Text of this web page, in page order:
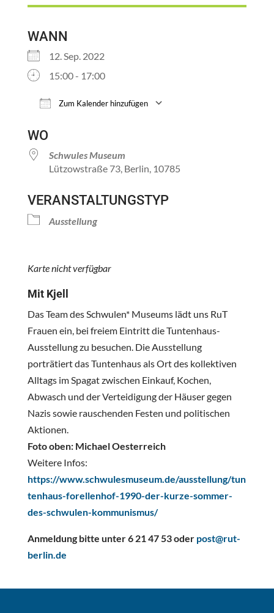
WANN
12. Sep. 2022
15:00 - 17:00
Zum Kalender hinzufügen
WO
Schwules Museum
Lützowstraße 73, Berlin, 10785
VERANSTALTUNGSTYP
Ausstellung
Karte nicht verfügbar
Mit Kjell
Das Team des Schwulen* Museums lädt uns RuT
Frauen ein, bei freiem Eintritt die Tuntenhaus-
Ausstellung zu besuchen. Die Ausstellung
porträtiert das Tuntenhaus als Ort des kollektiven
Alltags im Spagat zwischen Einkauf, Kochen,
Abwasch und der Verteidigung der Häuser gegen
Nazis sowie rauschenden Festen und politischen
Aktionen.
Foto oben: Michael Oesterreich
Weitere Infos:
https://www.schwulesmuseum.de/ausstellung/tun
tenhaus-forellenhof-1990-der-kurze-sommer-
des-schwulen-kommunismus/
Anmeldung bitte unter 6 21 47 53 oder post@rut-
berlin.de